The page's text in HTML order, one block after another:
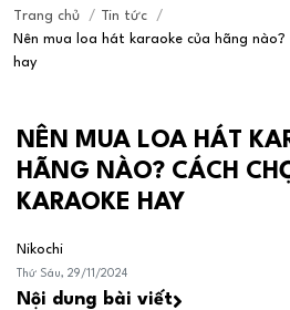
Trang chủ / Tin tức
/
Nên mua loa hát karaoke của hãng
hay
NÊN MUA LOA HÁT
HÃNG NÀO? CÁCH
KARAOKE HAY
Nikochi
Thứ Sáu, 29/11/2024
Nội dung bài viết